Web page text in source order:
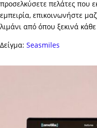
προσελκύσετε πελάτες που
εμπειρία, επικοινωνήστε
λιμάνι από όπου ξεκινά
Δείγμα: Seasmiles